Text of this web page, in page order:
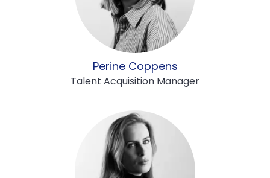
Perine Coppens
Talent Acquisition Manager